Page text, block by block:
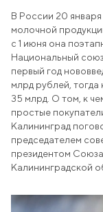
Социальная
Охрана труда
Подкасты
Ветеринарные
Мелиорация
Генетика
Образование
Контакты
Тендеры
Магазин
+7 (4012)
Полесский
ул. Большаковская,
В России 20
молочной
с 1 июня она
Национальный
первый год
млрд рублей,
35 млрд. О том, к
простые
Калининград
председателем
президентом
Калининградской